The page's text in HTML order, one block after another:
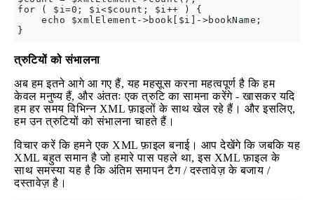
for ( $i=0; $i<$count; $i++ ) {
    echo $xmlElement->book[$i]->bookName;
त्रुटियों को संभालना
अब हम इतने आगे आ गए हैं, यह महसूस करना महत्वपूर्ण है कि हम
केवल मनुष्य हैं, और अंततः एक त्रुटि का सामना करेंगे - खासकर यदि
हम हर समय विभिन्न XML फ़ाइलों के साथ खेल रहे हैं। और इसलिए,
हम उन त्रुटियों को संभालना चाहते हैं।
विचार करें कि हमने एक XML फ़ाइल बनाई। आप देखेंगे कि जबकि यह
XML बहुत समान है जो हमारे पास पहले था, इस XML फ़ाइल के
साथ समस्या यह है कि अंतिम समापन टैग / दस्तावेज़ के बजाय /
दस्तावेज़ है।